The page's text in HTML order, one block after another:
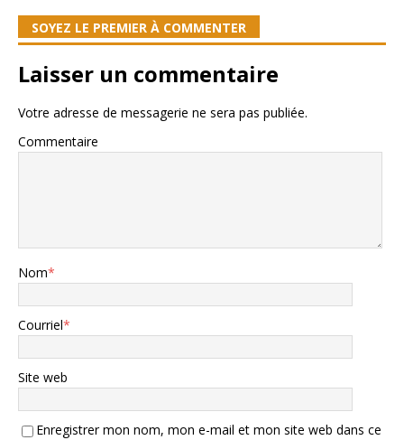
SOYEZ LE PREMIER À COMMENTER
Laisser un commentaire
Votre adresse de messagerie ne sera pas publiée.
Commentaire
Nom*
Courriel*
Site web
Enregistrer mon nom, mon e-mail et mon site web dans ce